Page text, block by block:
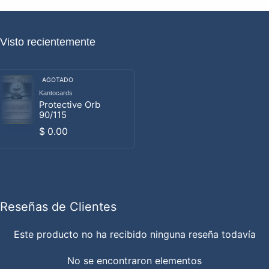
Visto recientemente
AGOTADO
Proveedor:
Kantocards
Protective Orb
90/115
Precio habitual
$ 0.00
Reseñas de Clientes
Este producto no ha recibido ninguna reseña todavía
No se encontraron elementos